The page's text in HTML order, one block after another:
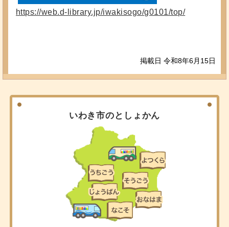
https://web.d-library.jp/iwakisogo/g0101/top/
掲載日 令和8年6月15日
いわき市のとしょかん